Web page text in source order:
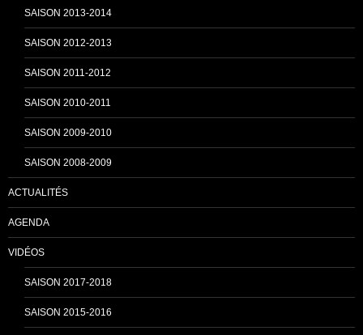
SAISON 2013-2014
SAISON 2012-2013
SAISON 2011-2012
SAISON 2010-2011
SAISON 2009-2010
SAISON 2008-2009
ACTUALITÉS
AGENDA
VIDÉOS
SAISON 2017-2018
SAISON 2015-2016